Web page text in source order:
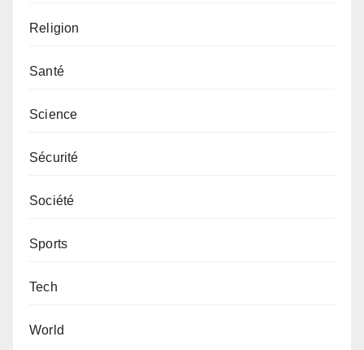
Religion
Santé
Science
Sécurité
Société
Sports
Tech
World